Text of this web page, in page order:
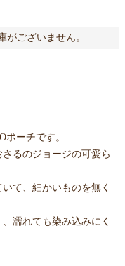
がございません。
ポーチです。
るのジョージの可愛ら
て、細かいものを無く
濡れても染み込みにく